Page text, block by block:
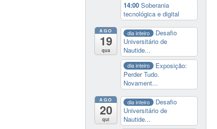
14:00Soberania
tecnológica e digital
AGO
19
qua
dia inteiro
Desafio
Universitário de
Nautide...
dia inteiro
Exposição:
Perder Tudo.
Novament...
AGO
20
qui
dia inteiro
Desafio
Universitário de
Nautide...